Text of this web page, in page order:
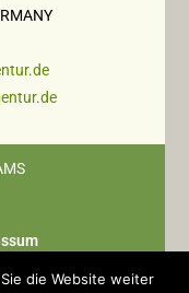
die Website weiter